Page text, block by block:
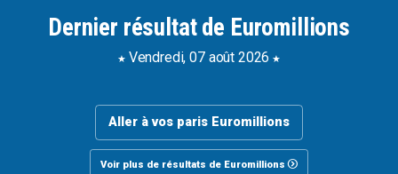
Dernier résultat de Euromillions
Vendredi, 07 août 2026
Aller à vos paris Euromillions
Voir plus de résultats de Euromillions